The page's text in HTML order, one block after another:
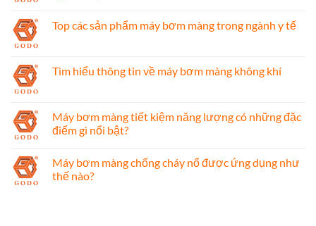
Top các sản phẩm máy bơm màng trong ngành y tế
Tìm hiểu thông tin về máy bơm màng không khí
Máy bơm màng tiết kiệm năng lượng có những đặc
điểm gì nổi bật?
Máy bơm màng chống cháy nổ được ứng dụng như
thế nào?